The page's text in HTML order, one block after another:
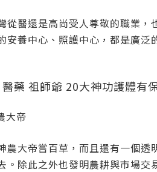
從醫還是高尚受人尊敬的職業
安養中心、照護中心，都是廣泛
藥 祖師爺 20大神功護體有
大帝
農大帝嘗百草，而且還有一個
。除此之外也發明農耕與市場